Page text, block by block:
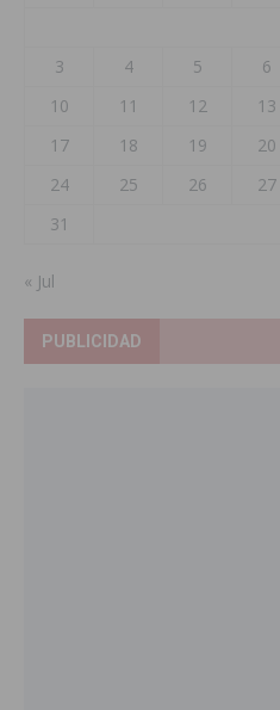
3
4 5 6
10
11 12 13
17
18 19 20
24
25 26 27
31
« Jul
PUBLICIDAD